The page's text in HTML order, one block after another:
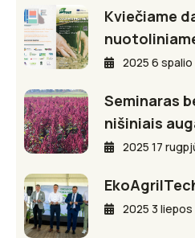
Kviečiame
2025 6 spalio
Seminaras
nišiniais
2025 17
2025 3 liepos